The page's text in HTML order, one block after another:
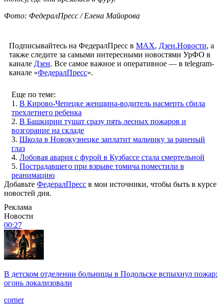
Фото: ФедералПресс / Елена Майорова
Подписывайтесь на ФедералПресс в МАХ, Дзен.Новости, а
также следите за самыми интересными новостями УрФО в
канале Дзен. Все самое важное и оперативное — в telegram-
канале «ФедералПресс».
Еще по теме:
1. В Кирово-Чепецке женщина-водитель насмерть сбила
трехлетнего ребенка
2. В Башкирии тушат сразу пять лесных пожаров и
возгорание на складе
3. Школа в Новокузнецке заплатит мальчику за раненый
глаз
4. Лобовая авария с фурой в Кузбассе стала смертельной
5. Пострадавшего при взрыве томича поместили в
реанимацию
Добавьте ФедералПресс в мои источники, чтобы быть в курсе
новостей дня.
Реклама
Новости
00:27
В детском отделении больницы в Подольске вспыхнул пожар:
огонь локализовали
corner